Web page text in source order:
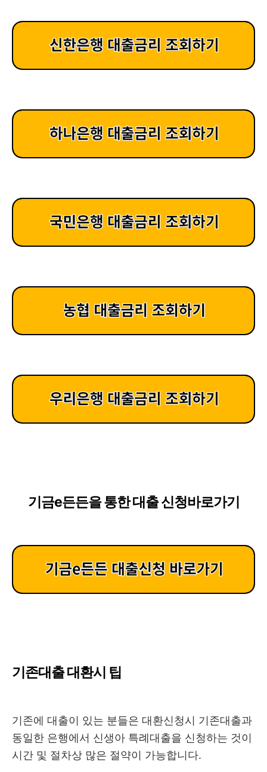
기금e든든을 통한 대출 신청바로가기
기존대출 대환시 팁
기존에 대출이 있는 분들은 대환신청시 기존대출과
동일한 은행에서 신생아 특례대출을 신청하는 것이
시간 및 절차상 많은 절약이 가능합니다.